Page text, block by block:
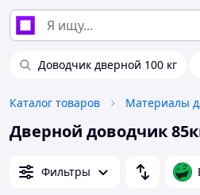
Доводчик дверной 100 кг
Каталог товаров Материалы
Дверной доводчик
Фильтры